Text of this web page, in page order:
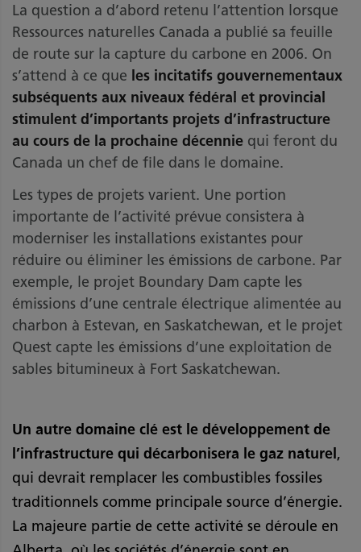
La question a d’abord retenu l’attention lorsque
Ressources naturelles Canada a publié sa feuille
de route sur la capture du carbone en 2006. On
s’attend à ce que les incitatifs gouvernementaux
subséquents aux niveaux fédéral et provincial
stimulent d’importants projets d’infrastructure
au cours de la prochaine décennie qui feront du
Canada un chef de file dans le domaine.
Les types de projets varient. Une portion
importante de l’activité prévue consistera à
moderniser les installations existantes pour
réduire ou éliminer les émissions de carbone. Par
exemple, le projet Boundary Dam capte les
émissions d’une centrale électrique alimentée au
charbon à Estevan, en Saskatchewan, et le projet
Quest capte les émissions d’une exploitation de
sables bitumineux à Fort Saskatchewan.
Un autre domaine clé est le développement de
l’infrastructure qui décarbonisera le gaz naturel,
qui devrait remplacer les combustibles fossiles
traditionnels comme principale source d’énergie.
La majeure partie de cette activité se déroule en